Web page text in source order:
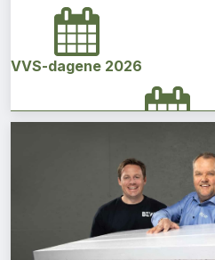
VVS-dagene 2026
Norges bygg- og
Vi Bygger Vestland 2026